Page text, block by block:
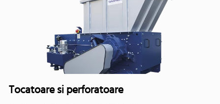
Tocatoare si perforatoare